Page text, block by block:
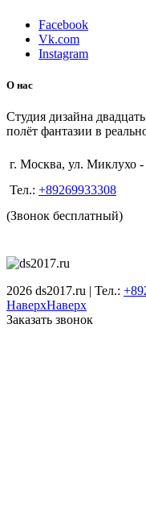
Facebook
Vk.com
Instagram
О нас
Студия дизайна
полёт фантазии в
г. Москва, ул. Миклухо
Тел.: +89269933308
(Звонок бесплатный)
2026 ds2017.ru | Тел.:
НаверхНаверх
Заказать звонок